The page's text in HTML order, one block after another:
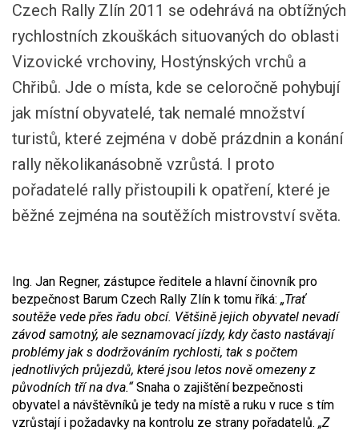
Czech Rally Zlín 2011 se odehrává na obtížných
rychlostních zkouškách situovaných do oblasti
Vizovické vrchoviny, Hostýnských vrchů a
Chřibů. Jde o místa, kde se celoročně pohybují
jak místní obyvatelé, tak nemalé množství
turistů, které zejména v době prázdnin a konání
rally několikanásobně vzrůstá. I proto
pořadatelé rally přistoupili k opatření, které je
běžné zejména na soutěžích mistrovství světa.
Ing. Jan Regner, zástupce ředitele a hlavní činovník pro
bezpečnost Barum Czech Rally Zlín k tomu říká: „Trať
soutěže vede přes řadu obcí. Většině jejich obyvatel nevadí
závod samotný, ale seznamovací jízdy, kdy často nastávají
problémy jak s dodržováním rychlosti, tak s počtem
jednotlivých průjezdů, které jsou letos nově omezeny z
původních tří na dva.“Snaha o zajištění bezpečnosti
obyvatel a návštěvníků je tedy na místě a ruku v ruce s tím
vzrůstají i požadavky na kontrolu ze strany pořadatelů. „Z